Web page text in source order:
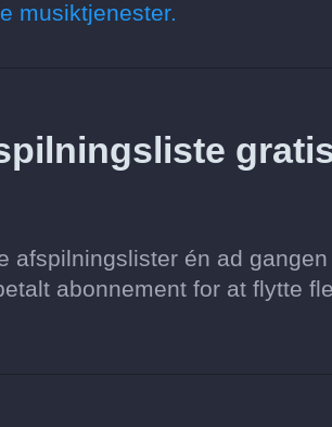
musiktjenester.
afspilningslister én ad
abonnement for at flytte